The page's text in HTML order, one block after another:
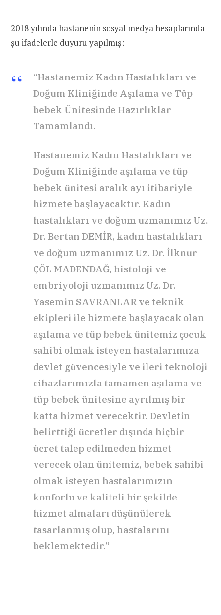
2018 yılında hastanenin sosyal medya hesaplarında
şu ifadelerle duyuru yapılmış:
“Hastanemiz Kadın Hastalıkları ve
Doğum Kliniğinde Aşılama ve Tüp
bebek Ünitesinde Hazırlıklar
Tamamlandı.
Hastanemiz Kadın Hastalıkları ve
Doğum Kliniğinde aşılama ve tüp
bebek ünitesi aralık ayı itibariyle
hizmete başlayacaktır. Kadın
hastalıkları ve doğum uzmanımız Uz.
Dr. Bertan DEMİR, kadın hastalıkları
ve doğum uzmanımız Uz. Dr. İlknur
ÇÖL MADENDAĞ, histoloji ve
embriyoloji uzmanımız Uz. Dr.
Yasemin SAVRANLAR ve teknik
ekipleri ile hizmete başlayacak olan
aşılama ve tüp bebek ünitemiz çocuk
sahibi olmak isteyen hastalarımıza
devlet güvencesiyle ve ileri teknoloji
cihazlarımızla tamamen aşılama ve
tüp bebek ünitesine ayrılmış bir
katta hizmet verecektir. Devletin
belirttiği ücretler dışında hiçbir
ücret talep edilmeden hizmet
verecek olan ünitemiz, bebek sahibi
olmak isteyen hastalarımızın
konforlu ve kaliteli bir şekilde
hizmet almaları düşünülerek
tasarlanmış olup, hastalarını
beklemektedir.”